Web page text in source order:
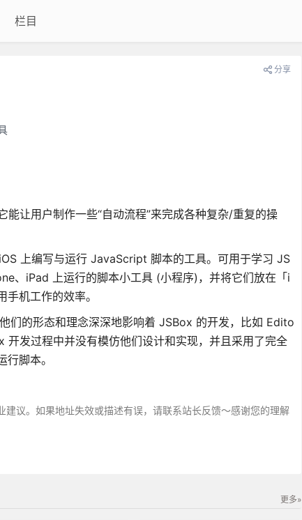
栏目
分享
让用户制作一些“自动流程”来完成各种复杂/重复的操
上编写与运行 JavaScript 脚本的工具。可用于学习 JS
、iPad 上运行的脚本小工具 (小程序)，并将它们放在「i
机工作的效率。
们的形态和理念深深地影响着 JSBox 的开发，比如 Edito
发过程中并没有模仿他们设计和实现，并且采用了完全
脚本。
议。如果地址失效或描述有误，请联系站长反馈～感谢您的理解
更多»